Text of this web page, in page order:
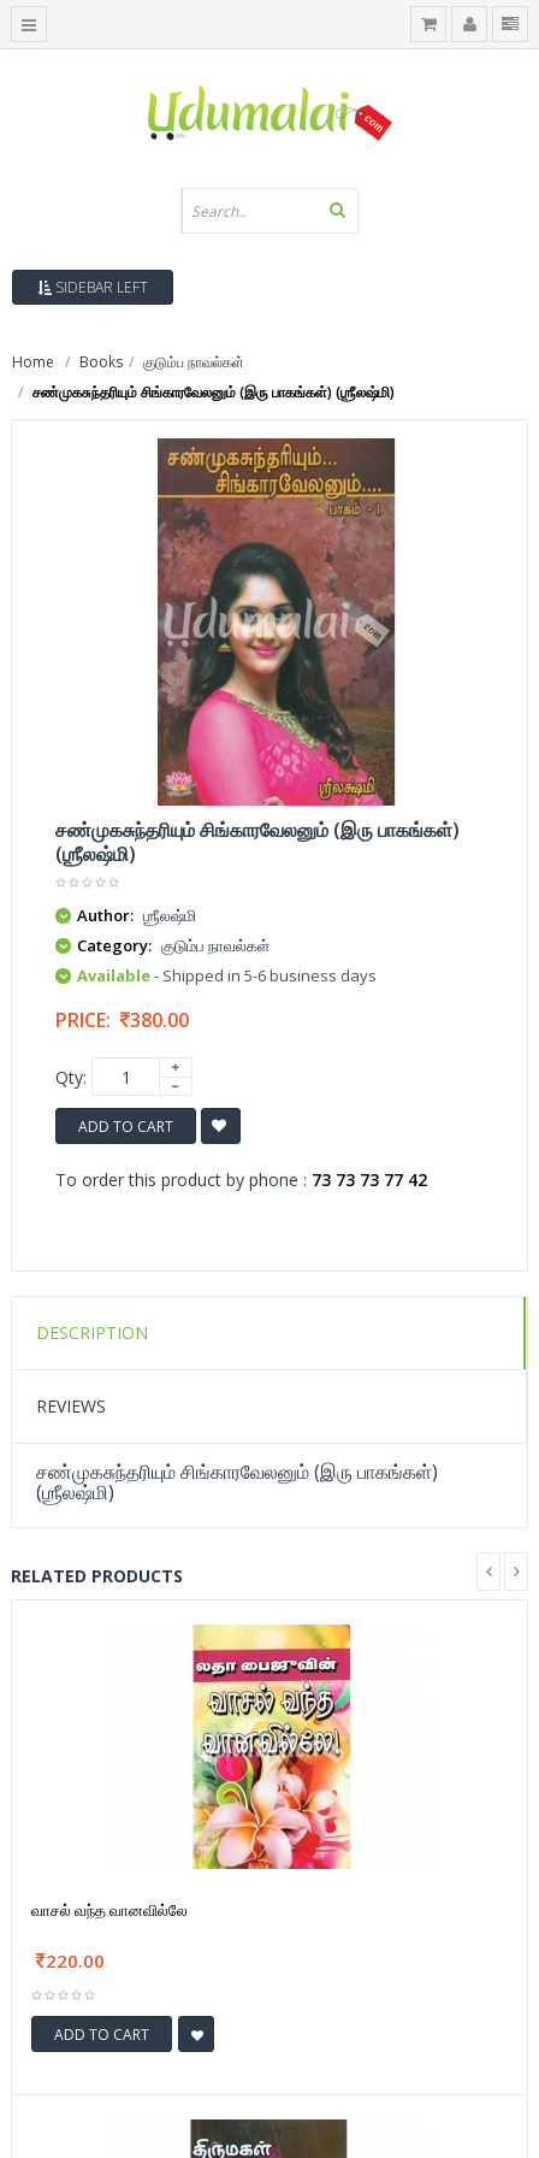
SIDEBAR LEFT
Home Books
குடும்ப நாவல்கள்
சண்முகசுந்தரியும் சிங்காரவேலனும் (இரு பாகங்கள்) (ஶ்ரீலஷ்மி)
சண்முகசுந்தரியும் சிங்காரவேலனும் (இரு பாகங்கள்)
(ஶ்ரீலஷ்மி)
Author: ஶ்ரீலஷ்மி
Category: குடும்ப நாவல்கள்
Available- Shipped in 5-6 business days
PRICE: 380.00
Qty:
ADD TO CART
To order this product by phone : 73 73 73 77 42
DESCRIPTION
REVIEWS
சண்முகசுந்தரியும் சிங்காரவேலனும் (இரு பாகங்கள்)
(ஶ்ரீலஷ்மி)
RELATED PRODUCTS
வாசல் வந்த வானவில்லே
220.00
ADD TO CART